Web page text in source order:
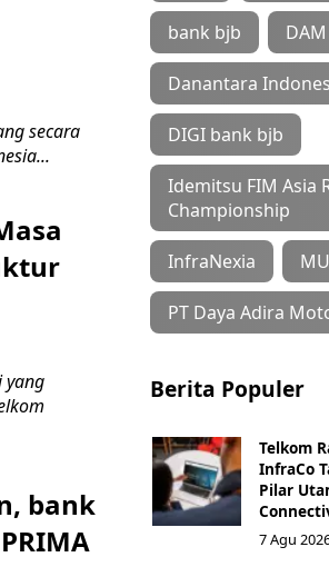
secara
yang
bank
bank bjb DAM
Danantara
DIGI bank bjb
Idemitsu FIM Asia
Championship
InfraNexia
PT Daya Adira
Berita Populer
Telkom
InfraCo
Pilar
7 Agu